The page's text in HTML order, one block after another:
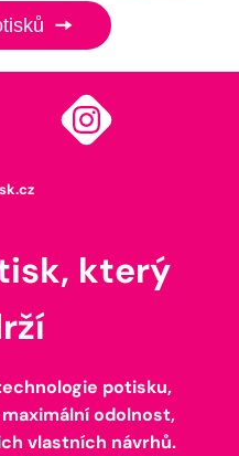
který
potisku,
odolnost,
vlastních návrhů.